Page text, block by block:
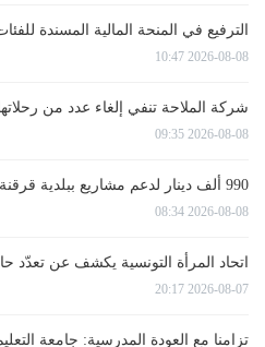
الترفيع في المنحة المالية المسندة
2026-08-08 10:47
شركة الملاحة تنفي إلغاء عدد من
2026-08-08 09:35
990 ألف دينار لدعم مشاريع ببلدية قرقنة
2026-08-08 08:34
اتحاد المرأة التونسية يكشف عن تعدّد
2026-08-07 20:17
تزامنا مع العودة المدرسية: جامعة